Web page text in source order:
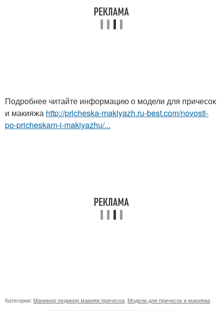
Подробнее читайте информацию о модели для причесок
и макияжа http://pricheska-makiyazh.ru-best.com/novosti-
po-pricheskam-i-makiyazhu/...
Категории: Маникюр педикюр макияж прическа Модели для причесок и макияжа